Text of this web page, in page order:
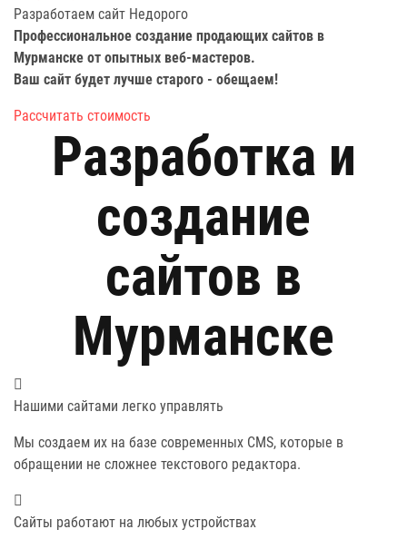
Разработаем сайт Недорого
Профессиональное создание продающих сайтов в
Мурманске от опытных веб-мастеров.
Ваш сайт будет лучше старого - обещаем!
Рассчитать стоимость
Разработка и
создание
сайтов в
Мурманске
Нашими сайтами легко управлять
Мы создаем их на базе современных CMS, которые в
обращении не сложнее текстового редактора.
Сайты работают на любых устройствах